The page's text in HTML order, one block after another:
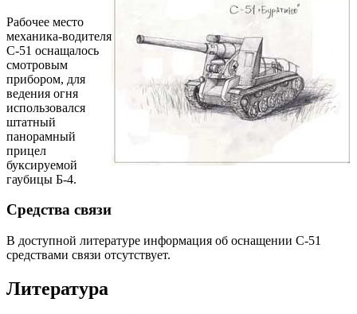
Рабочее место
механика-водителя
С-51 оснащалось
смотровым
прибором, для
ведения огня
использовался
штатный
панорамный
прицел
буксируемой
гаубицы Б-4.
Средства связи
В доступной литературе информация об оснащении С-51
средствами связи отсутствует.
Литература